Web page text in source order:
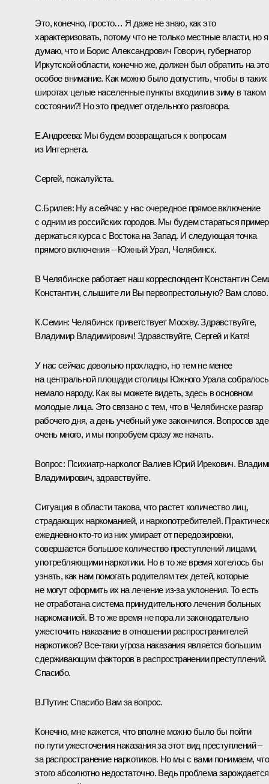
Это, конечно, просто… Я даже не знаю, как это
характеризовать, потому что не только местные власти, но я
думаю, что и Борис Александрович Говорин, губернатор
Иркутской области, конечно же, должен был обратить на это
особое внимание. Как можно было допустить, чтобы в таких
широтах целые населенные пункты входили в зиму в таком
состоянии?! Но это предмет отдельного разговора.
Е.Андреева: Мы будем возвращаться к вопросам
из Интернета.
Сергей, пожалуйста.
С.Брилев: Ну а сейчас у нас очередное прямое включение
с одним из российских городов. Мы будем стараться
держаться курса с Востока на Запад. И следующая точка
прямого включения – Южный Урал, Челябинск.
В Челябинске работает наш корреспондент Константин
Константин, слышите ли Вы первопрестольную? Вам слово.
К.Семин: Челябинск приветствует Москву. Здравствуйте,
Владимир Владимирович! Здравствуйте, Сергей и Катя!
У нас сейчас довольно прохладно, но тем не менее
на центральной площади столицы Южного Урала собралось
немало народу. Как вы можете видеть, здесь в основном
молодые лица. Это связано с тем, что в Челябинске разгар
рабочего дня, а день учебный уже закончился. Вопросов
очень много, и мы попробуем сразу же начать.
Вопрос: Психиатр-нарколог Валиев Юрий Ирекович.
Владимирович, здравствуйте.
Ситуация в области такова, что растет количество лиц,
страдающих наркоманией, и наркопотребителей.
ежедневно кто‑то из них умирает от передозировки,
совершается большое количество преступлений лицами,
употребляющими наркотики. Но в то же время хотелось бы
узнать, как нам помогать родителям тех детей, которые
не могут оформить их на лечение из‑за уклонения. То есть
не отработана система принудительного лечения больных
наркоманией. В то же время не пора ли законодательно
ужесточить наказание в отношении распространителей
наркотиков? Все‑таки угроза наказания является большим
сдерживающим факторов в распространении преступлений.
Спасибо.
В.Путин: Спасибо Вам за вопрос.
Конечно, мне кажется, что вполне можно было бы пойти
по пути ужесточения наказания за этот вид преступлений –
за распространение наркотиков. Но мы с вами понимаем, что
этого абсолютно недостаточно. Ведь проблема зарождается